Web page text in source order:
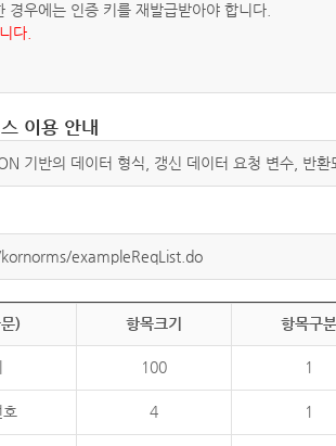
우에는 인증 키를 재발급받아야 합니다.
다.
이용 안내
기반의 데이터 형식, 갱신 데이터 요청 변수, 반환
exampleReqList.do
) 항목크기 항목구분
100 1
4 1